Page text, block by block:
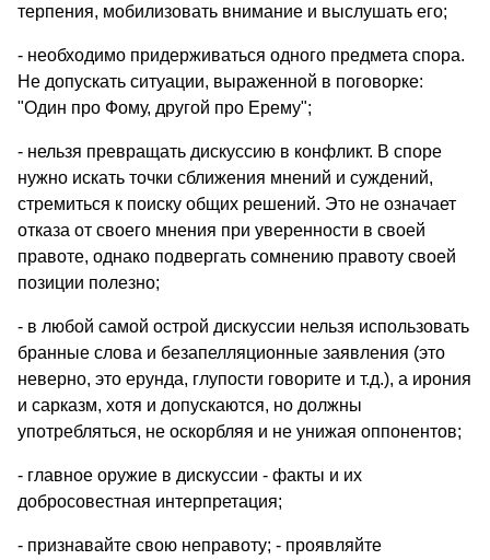
терпения, мобилизовать внимание и выслушать его;
- необходимо придерживаться одного предмета спора.
Не допускать ситуации, выраженной в поговорке:
"Один про Фому, другой про Ерему";
- нельзя превращать дискуссию в конфликт. В споре
нужно искать точки сближения мнений и суждений,
стремиться к поиску общих решений. Это не означает
отказа от своего мнения при уверенности в своей
правоте, однако подвергать сомнению правоту своей
позиции полезно;
- в любой самой острой дискуссии нельзя использовать
бранные слова и безапелляционные заявления (это
неверно, это ерунда, глупости говорите и т.д.), а ирония
и сарказм, хотя и допускаются, но должны
употребляться, не оскорбляя и не унижая оппонентов;
- главное оружие в дискуссии - факты и их
добросовестная интерпретация;
- признавайте свою неправоту; - проявляйте